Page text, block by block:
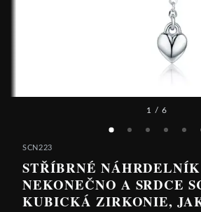
1 / 6
SCN223
STŘÍBRNÉ NÁHRDELNÍK
NEKONEČNO A SRDCE
KUBICKÁ ZIRKONIE,